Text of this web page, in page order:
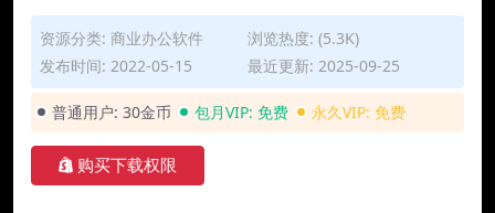
资源分类: 商业办公软件
浏览热度: (5.3K)
发布时间: 2022-05-15
最近更新: 2025-09-25
普通用户: 30金币 包月VIP: 免费 永久VIP: 免费
购买下载权限